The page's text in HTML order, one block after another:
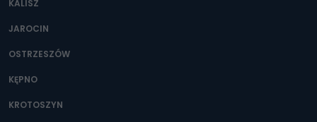
Można to zrobić pod numerem telefonu 62 735-51-05 lub
KALISZ
JAROCIN
OSTRZESZÓW
KĘPNO
KROTOSZYN